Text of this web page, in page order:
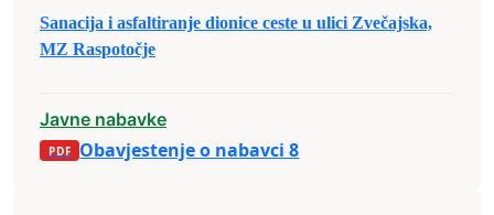
Sanacija i asfaltiranje dionice ceste u ulici Zvečajska,
MZ Raspotočje
Javne nabavke
Obavjestenje o nabavci 8